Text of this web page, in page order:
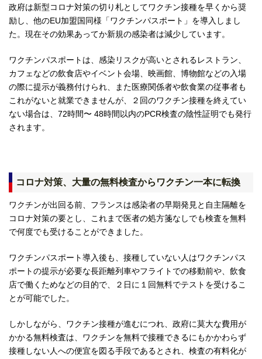
政府は新型コロナ対策の切り札としてワクチン接種を早くから奨
励し、他のEU加盟国同様「ワクチンパスポート」を導入しまし
た。現在その効果あってか新規の感染者は減少しています。
ワクチンパスポートは、感染リスクが高いとされるレストラン、
カフェなどの飲食店やイベント会場、映画館、博物館などの入場
の際に提示が義務付けられ、また医療関係者や飲食業の従事者も
これがないと就業できませんが、２回のワクチン接種を終えてい
ない場合は、72時間〜 48時間以内のPCR検査の陰性証明でも発行
されます。
コロナ対策、大量の無料検査からワクチン一本に転換
ワクチンが出回る前、フランスは感染者の早期発見と自主隔離を
コロナ対策の要とし、これまで医者の処方箋なしでも検査を無料
で何度でも受けることができました。
ワクチンパスポート導入後も、接種していない人はワクチンパス
ポートの提示が必要な長距離列車やフライトでの移動前や、飲食
店で働くためなどの目的で、２日に１回無料でテストを受けるこ
とが可能でした。
しかしながら、ワクチン接種が進むにつれ、政府に莫大な費用が
かかる無料検査は、ワクチンを無料で接種できるにもかかわらず
接種しない人への便宜を図る手段であるとされ、検査の有料化が